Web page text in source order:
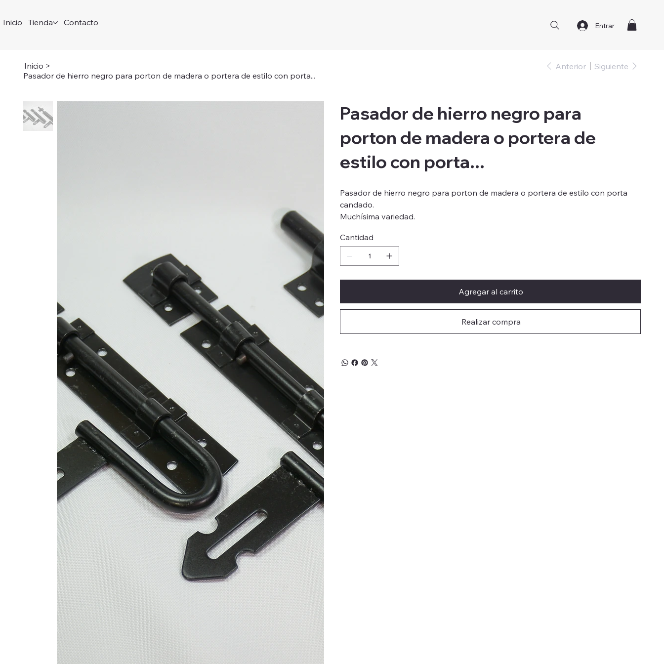
Entrar
Inicio Tienda Contacto
Inicio >
Pasador de hierro negro para porton de madera o portera de estilo con porta...
Anterior Siguiente
Pasador de hierro negro para
porton de madera o portera de
estilo con porta...
Pasador de hierro negro para porton de madera o portera de estilo con porta
candado.
Muchísima variedad.
Cantidad
Agregar al carrito
Realizar compra